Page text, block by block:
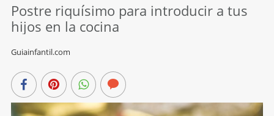
Postre riquísimo para introducir a tus
hijos en la cocina
Guiainfantil.com